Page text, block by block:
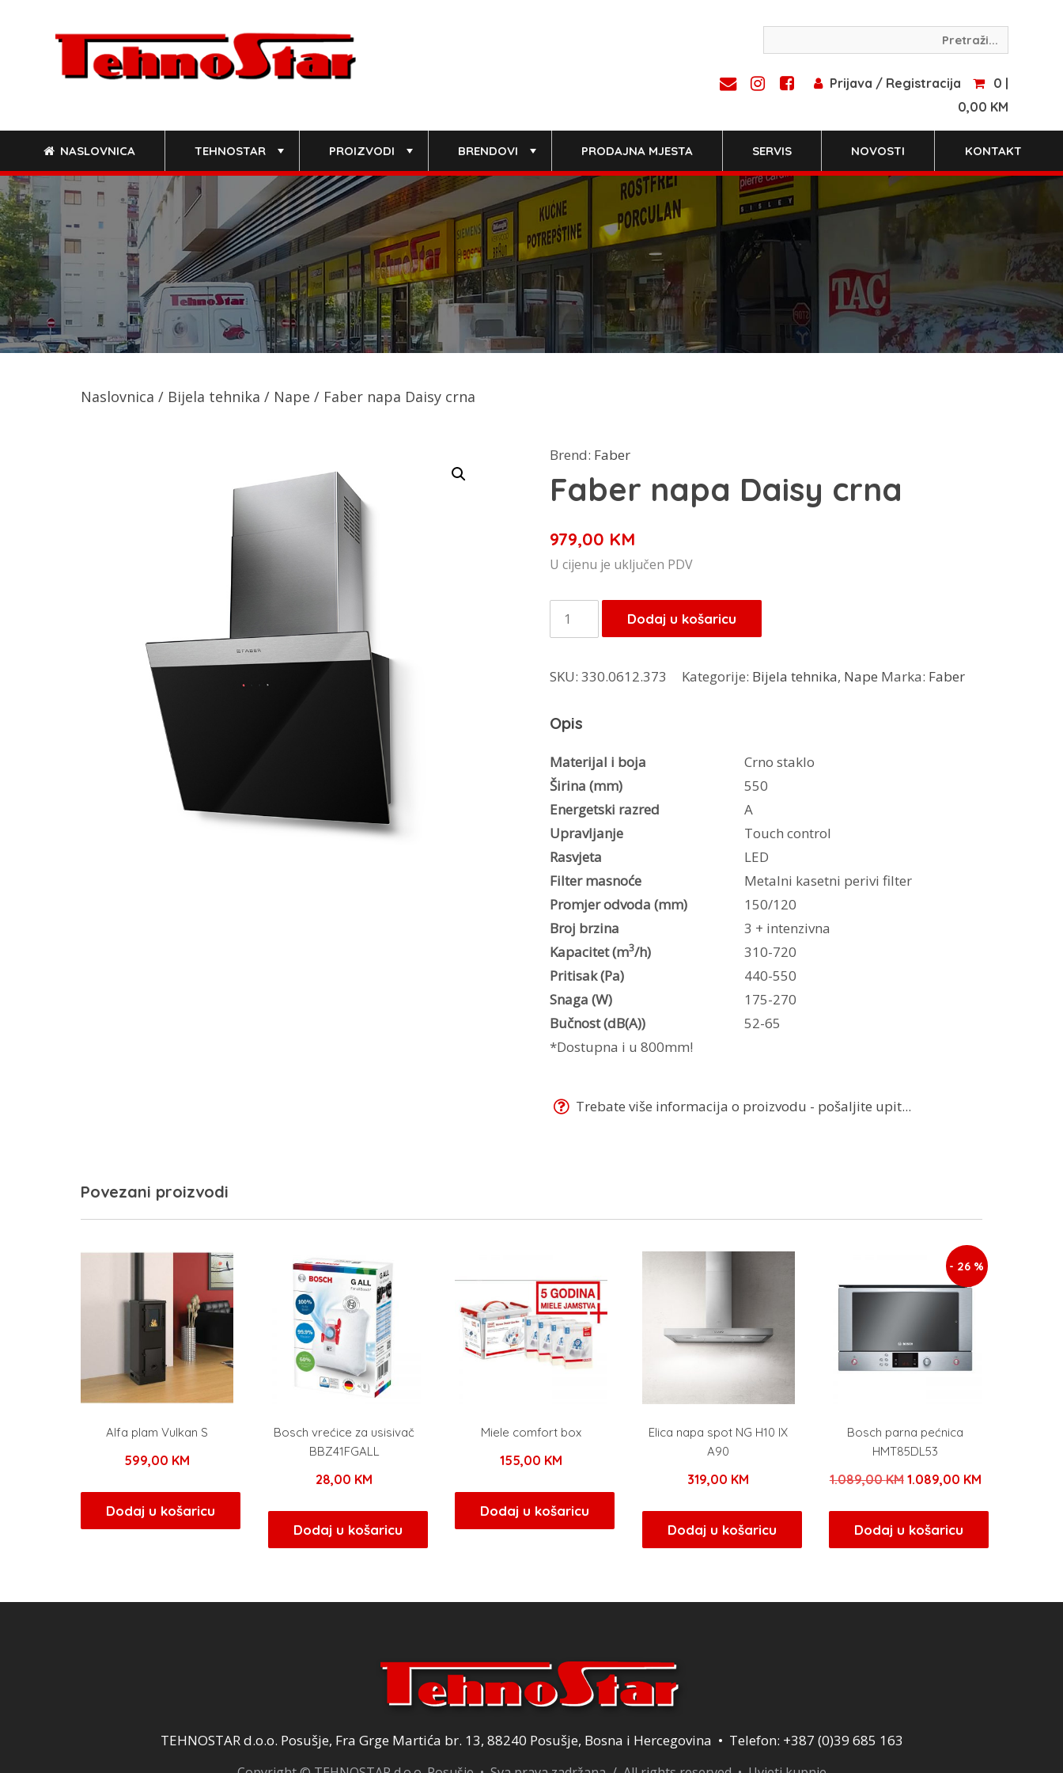
Prijava / Registracija
0 |
0,00 KM
NASLOVNICA TEHNOSTAR PROIZVODI BRENDOVI PRODAJNA MJESTA SERVIS NOVOSTI KONTAKT
Naslovnica / Bijela tehnika / Nape / Faber napa Daisy crna
Brend: Faber
Faber napa Daisy crna
979,00 KM
U cijenu je uključen PDV
Faber
napa
crna
Dodaj u košaricu
SKU: 330.0612.373 Kategorije: Bijela tehnika, Nape Marka: Faber
Opis
Materijal i boja
Crno staklo
Širina (mm)
550
Energetski razred
A
Upravljanje
Touch control
Rasvjeta
LED
Filter masnoće
Metalni kasetni perivi filter
Promjer odvoda (mm)
150/120
Broj brzina
3 + intenzivna
Kapacitet (m3/h)
310-720
Pritisak (Pa)
440-550
Snaga (W)
175-270
Bučnost (dB(A))
52-65
*Dostupna i u 800mm!
Trebate više informacija o proizvodu - pošaljite upit...
Povezani proizvodi
Alfa plam Vulkan S
599,00 KM
Dodaj u košaricu
Bosch vrećice za usisivač
BBZ41FGALL
28,00 KM
Dodaj u košaricu
Miele comfort box
155,00 KM
Dodaj u košaricu
Elica napa spot NG H10 IX
A90
319,00 KM
Dodaj u košaricu
- 26 %
Bosch parna pećnica
HMT85DL53
1.089,00KM Izvorna
bila
je:
1.089,00 KMTrenutna
1.089,00 KM.
Dodaj u košaricu
TEHNOSTAR d.o.o. Posušje, Fra Grge Martića br. 13, 88240 Posušje, Bosna i Hercegovina • Telefon: +387 (0)39 685 163